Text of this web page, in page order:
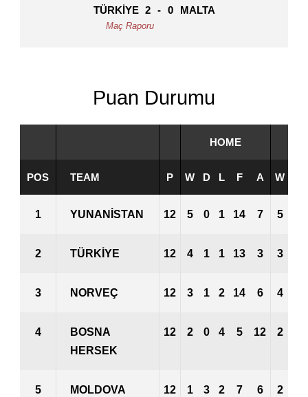
TÜRKIYE 2 - 0 MALTA
Puan Durumu
HOME
POS TEAM P W D L F A W
1 YUNANISTAN 12 5 0 1 14 7 5
2 TÜRKIYE 12 4 1 1 13 3 3
3 NORVEÇ 12 3 1 2 14 6 4
4
BOSNA
HERSEK
12 2 0 4 5 12 2
5 MOLDOVA 12 1 3 2 7 6 2